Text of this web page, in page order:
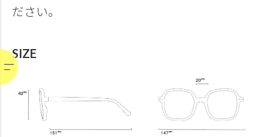
ださい。
SIZE